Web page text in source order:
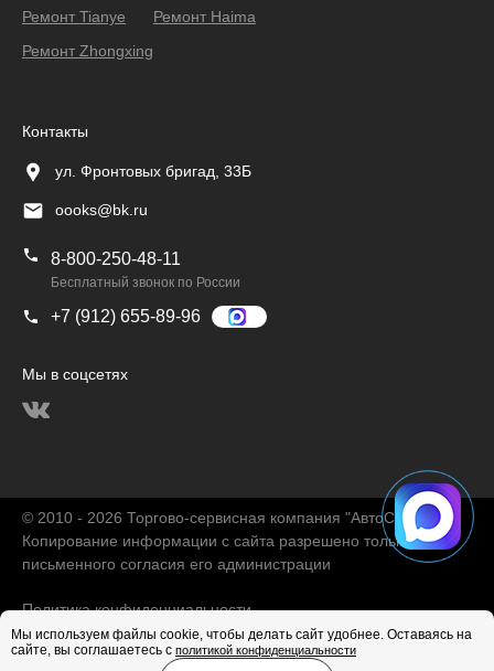
Ремонт Tianye
Ремонт Zhongxing
Ремонт Haima
Контакты
ул. Фронтовых бригад, 33Б
oooks@bk.ru
8-800-250-48-11
Бесплатный звонок по России
+7 (912) 655-89-96
Мы в соцсетях
© 2010 - 2026 Торгово-сервисная компания "АвтоChina"
Копирование информации с сайта разрешено только с
письменного согласия его администрации
Политика конфиденциальности
Мы используем файлы cookie, чтобы делать сайт удобнее. Оставаясь на
сайте, вы соглашаетесь с политикой конфиденциальности